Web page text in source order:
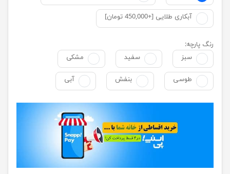
آبکاری طلایی [+450,000 تومان]
رنگ پارچه:
سبز
سفید مشکی
طوسی بنفش آبی